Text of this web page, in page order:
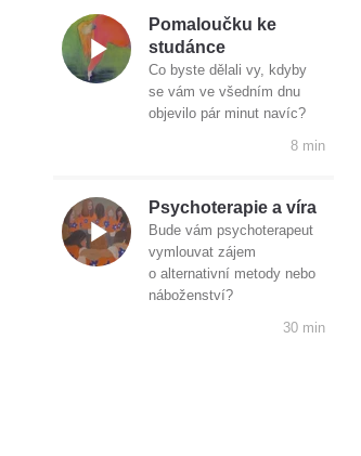
Pomaloučku ke
studánce
Co byste dělali vy, kdyby
se vám ve všedním dnu
objevilo pár minut navíc?
8 min
Psychoterapie a víra
Bude vám psychoterapeut
vymlouvat zájem
o alternativní metody nebo
náboženství?
30 min